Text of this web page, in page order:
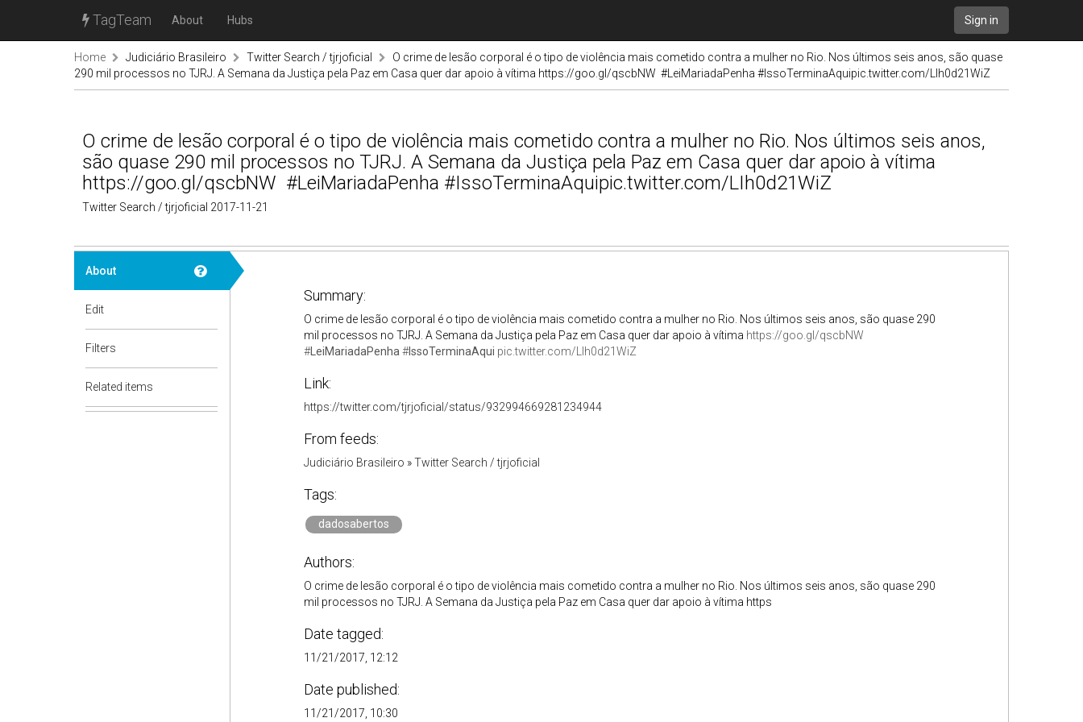
TagTeam About Hubs Sign in
Home Judiciário Brasileiro Twitter Search / tjrjoficial
O crime de lesão corporal é o tipo de violência mais cometido contra a mulher no Rio. Nos últimos seis anos, são quase
290 mil processos no TJRJ. A Semana da Justiça pela Paz em Casa quer dar apoio à vítima https://goo.gl/qscbNW #LeiMariadaPenha #IssoTerminaAquipic.twitter.com/LIh0d21WiZ
O crime de lesão corporal é o tipo de violência mais cometido contra a mulher no Rio. Nos últimos seis anos,
são quase 290 mil processos no TJRJ. A Semana da Justiça pela Paz em Casa quer dar apoio à vítima
https://goo.gl/qscbNW #LeiMariadaPenha #IssoTerminaAquipic.twitter.com/LIh0d21WiZ
Twitter Search / tjrjoficial 2017-11-21
About
Edit
Filters
Related items
Summary:
O crime de lesão corporal é o tipo de violência mais cometido contra a mulher no Rio. Nos últimos seis anos, são quase 290
mil processos no TJRJ. A Semana da Justiça pela Paz em Casa quer dar apoio à vítima https://goo.gl/qscbNW
#LeiMariadaPenha #IssoTerminaAqui pic.twitter.com/LIh0d21WiZ
Link:
https://twitter.com/tjrjoficial/status/932994669281234944
From feeds:
Judiciário Brasileiro »Twitter Search / tjrjoficial
Tags:
dadosabertos
Authors:
O crime de lesão corporal é o tipo de violência mais cometido contra a mulher no Rio. Nos últimos seis anos, são quase 290
mil processos no TJRJ. A Semana da Justiça pela Paz em Casa quer dar apoio à vítima https
Date tagged:
11/21/2017, 12:12
Date published:
11/21/2017, 10:30